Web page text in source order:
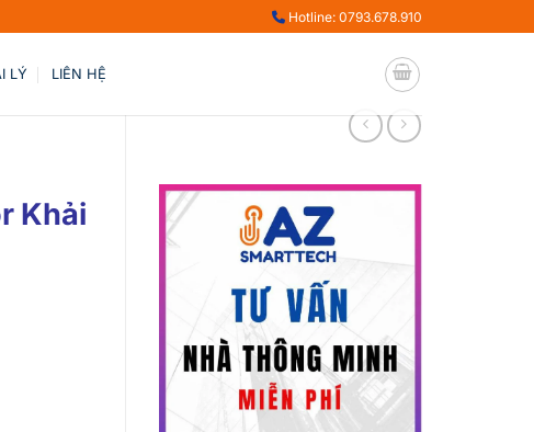
Hotline: 0793.678.910
LÝ LIÊN HỆ
Khải